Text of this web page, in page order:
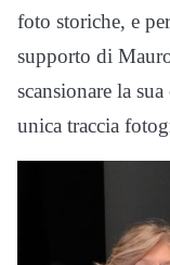
foto storiche, e
supporto di
scansionare la
unica traccia